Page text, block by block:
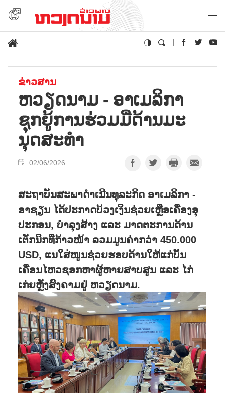
ຂ່າວສານ
ຫວຽດ​ນາມ - ອາ​ເມ​ລິ​ກາ
ຊຸກ​ຍູ້​ການ​ຮ່ວມ​ມືດ້ານ​ມະ​
ນຸດ​ສະ​ທຳ
02/06/2026
ສະ​ຖາ​ບັນ​ສະ​ພາ​ດຳ​ເນີນ​ທຸ​ລະ​ກິດ ອາ​ເມ​ລິ​ກາ -
ອາ​ຊຽນ ໄດ້​ປະ​ກາດ​ບ້ວງ​ເງິນ​ຊ່ວຍ​ເຫຼືອ​ເຄື່ອງ​ອຸ​
ປະ​ກອນ, ບຳ​ລຸງ​ສ້າງ ແລະ ມາ​ດ​ຕະ​ການ​ດ້ານ​
ເຕັກ​ນິກ​ທີ່​ກ້າວ​ໜ້າ ລວມມ​ູນ​ຄ່າກວ່າ 450.000
USD, ແນ​ໃສ່​ໜູ​ນ​ຊ່ວຍ​​ຮອບ​ດ້ານໃຫ້​ແກ່​ບັ້ນ​
ເຄື່ອນ​ໄຫວ​ຊອກ​ຫາ​ຜູ້​ຫາຍ​ສາບ​ສູນ ແລະ ໄກ່​
ເກ່ຍຫຼັງ​ສົງ​ຄາມ​ຢູ່ ຫວຽດ​ນາມ.